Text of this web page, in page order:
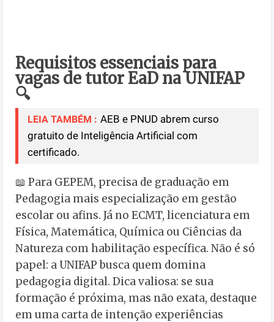
Requisitos essenciais para
vagas de tutor EaD na UNIFAP
🔍
LEIA TAMBÉM : AEB e PNUD abrem curso
gratuito de Inteligência Artificial com
certificado.
📖 Para GEPEM, precisa de graduação em
Pedagogia mais especialização em gestão
escolar ou afins. Já no ECMT, licenciatura em
Física, Matemática, Química ou Ciências da
Natureza com habilitação específica. Não é só
papel: a UNIFAP busca quem domina
pedagogia digital. Dica valiosa: se sua
formação é próxima, mas não exata, destaque
em uma carta de intenção experiências